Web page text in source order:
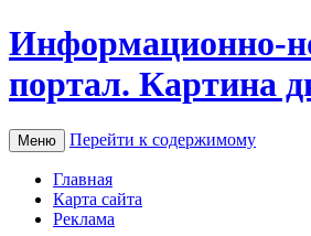
Информационно-
портал. Картина
Меню Перейти к содержимому
Главная
Карта сайта
Реклама